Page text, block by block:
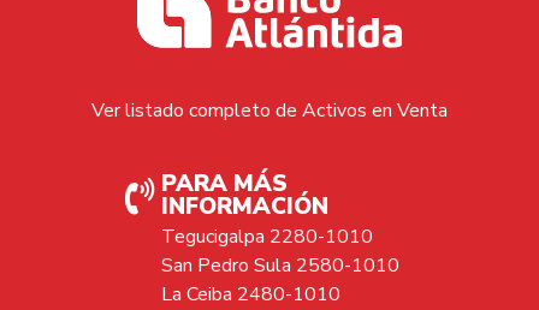
Ver listado completo de Activos en Venta
PARA MÁS
INFORMACIÓN
Tegucigalpa 2280-1010
San Pedro Sula 2580-1010
La Ceiba 2480-1010